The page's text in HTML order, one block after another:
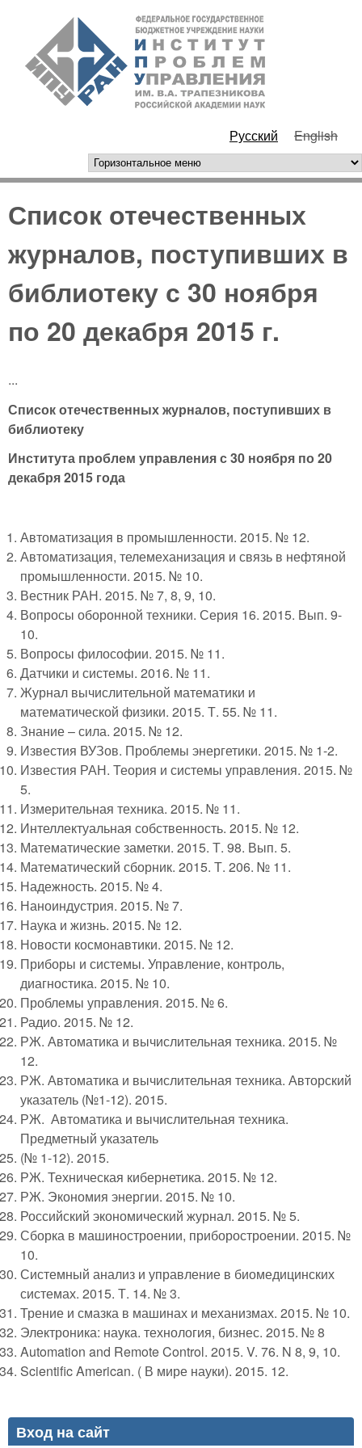
Перейти к основному
содержанию
РАН
Русский English
горизонтальное меню
Список отечественных
журналов, поступивших в
библиотеку с 30 ноября
по 20 декабря 2015 г.
...
Список отечественных журналов, поступивших в
библиотеку
Института проблем управления с 30 ноября по 20
декабря 2015 года
Автоматизация в промышленности. 2015. № 12.
Автоматизация, телемеханизация и связь в нефтяной
промышленности. 2015. № 10.
Вестник РАН. 2015. № 7, 8, 9, 10.
Вопросы оборонной техники. Серия 16. 2015. Вып. 9-
10.
Вопросы философии. 2015. № 11.
Датчики и системы. 2016. № 11.
Журнал вычислительной математики и
математической физики. 2015. Т. 55. № 11.
Знание – сила. 2015. № 12.
Известия ВУЗов. Проблемы энергетики. 2015. № 1-2.
Известия РАН. Теория и системы управления. 2015. №
5.
Измерительная техника. 2015. № 11.
Интеллектуальная собственность. 2015. № 12.
Математические заметки. 2015. Т. 98. Вып. 5.
Математический сборник. 2015. Т. 206. № 11.
Надежность. 2015. № 4.
Наноиндустрия. 2015. № 7.
Наука и жизнь. 2015. № 12.
Новости космонавтики. 2015. № 12.
Приборы и системы. Управление, контроль,
диагностика. 2015. № 10.
Проблемы управления. 2015. № 6.
Радио. 2015. № 12.
РЖ. Автоматика и вычислительная техника. 2015. №
12.
РЖ. Автоматика и вычислительная техника. Авторский
указатель (№1-12). 2015.
РЖ. Автоматика и вычислительная техника.
Предметный указатель
(№ 1-12). 2015.
РЖ. Техническая кибернетика. 2015. № 12.
РЖ. Экономия энергии. 2015. № 10.
Российский экономический журнал. 2015. № 5.
Сборка в машиностроении, приборостроении. 2015. №
10.
Системный анализ и управление в биомедицинских
системах. 2015. Т. 14. № 3.
Трение и смазка в машинах и механизмах. 2015. № 10.
Электроника: наука. технология, бизнес. 2015. № 8
Automation and Remote Control. 2015. V. 76. N 8, 9, 10.
Scientific American. ( В мире науки). 2015. 12.
Вход на сайт